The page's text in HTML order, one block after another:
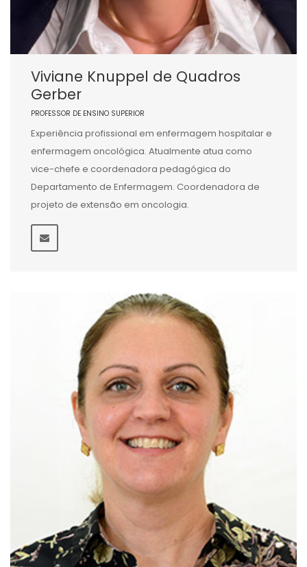
Viviane Knuppel de Quadros
Gerber
PROFESSOR DE ENSINO SUPERIOR
Experiência profissional em enfermagem hospitalar e
enfermagem oncológica. Atualmente atua como
vice-chefe e coordenadora pedagógica do
Departamento de Enfermagem. Coordenadora de
projeto de extensão em oncologia.